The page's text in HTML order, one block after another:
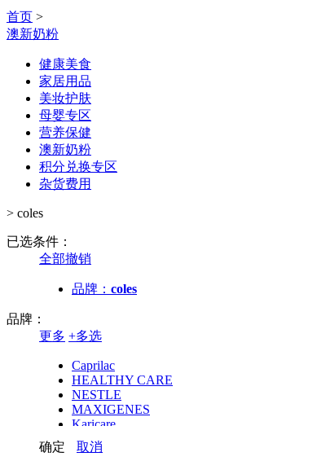
首页 >
澳新奶粉
健康美食
家居用品
美妆护肤
母婴专区
营养保健
澳新奶粉
积分兑换专区
杂货费用
> coles
已选条件：
全部撤销
品牌： coles
品牌：
更多 +多选
Caprilac
HEALTHY CARE
NESTLE
MAXIGENES
Karicare
OLI 6
OZ FARM
确定 取消